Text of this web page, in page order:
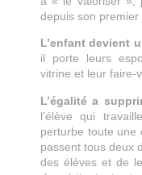
depuis son premier
L’enfant devient
il porte leurs
vitrine et leur faire-
L’égalité a
l’élève qui
perturbe toute une
passent tous deux
des élèves et de